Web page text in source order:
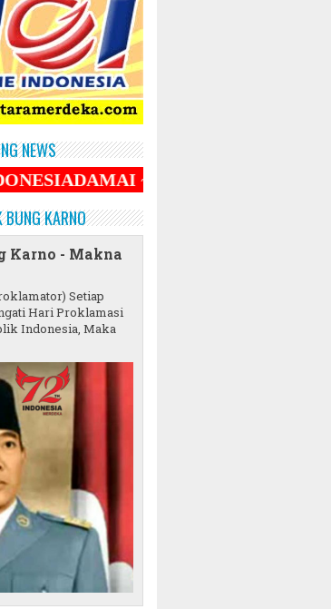
NEWS
~||~
KARNO
Karno - Makna
Setiap
Hari Proklamasi
Indonesia, Maka